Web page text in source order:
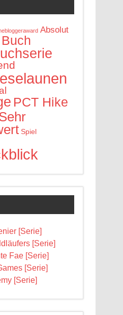
Absolut
Buch
PCT Hike
Spiel
[Serie]
[Serie]
Fae [Serie]
[Serie]
[Serie]